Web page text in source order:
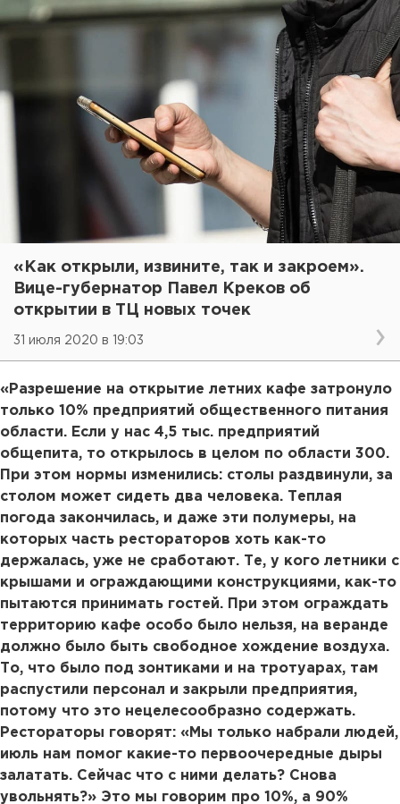
«Как открыли, извините, так и закроем».
Вице-губернатор Павел Креков об
открытии в ТЦ новых точек
31 июля 2020 в 19:03
«Разрешение на открытие летних кафе затронуло
только 10% предприятий общественного питания
области. Если у нас 4,5 тыс. предприятий
общепита, то открылось в целом по области 300.
При этом нормы изменились: столы раздвинули, за
столом может сидеть два человека. Теплая
погода закончилась, и даже эти полумеры, на
которых часть рестораторов хоть как-то
держалась, уже не сработают. Те, у кого летники с
крышами и ограждающими конструкциями, как-то
пытаются принимать гостей. При этом ограждать
территорию кафе особо было нельзя, на веранде
должно было быть свободное хождение воздуха.
То, что было под зонтиками и на тротуарах, там
распустили персонал и закрыли предприятия,
потому что это нецелесообразно содержать.
Рестораторы говорят: «Мы только набрали людей,
июль нам помог какие-то первоочередные дыры
залатать. Сейчас что с ними делать? Снова
увольнять?» Это мы говорим про 10%, а 90%